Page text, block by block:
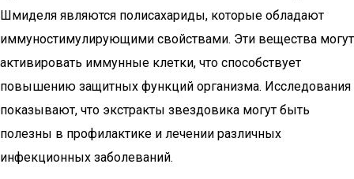
Шмиделя являются полисахариды, которые обладают
иммуностимулирующими свойствами. Эти вещества могут
активировать иммунные клетки, что способствует
повышению защитных функций организма. Исследования
показывают, что экстракты звездовика могут быть
полезны в профилактике и лечении различных
инфекционных заболеваний.